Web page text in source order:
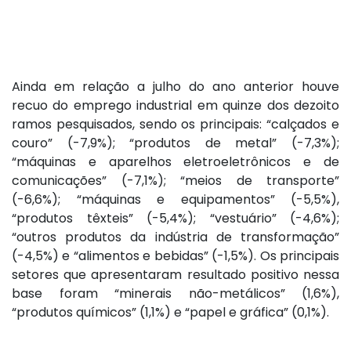
Ainda em relação a julho do ano anterior houve
recuo do emprego industrial em quinze dos dezoito
ramos pesquisados, sendo os principais: “calçados e
couro” (-7,9%); “produtos de metal” (-7,3%);
“máquinas e aparelhos eletroeletrônicos e de
comunicações” (-7,1%); “meios de transporte”
(-6,6%); “máquinas e equipamentos” (-5,5%),
“produtos têxteis” (-5,4%); “vestuário” (-4,6%);
“outros produtos da indústria de transformação”
(-4,5%) e “alimentos e bebidas” (-1,5%). Os principais
setores que apresentaram resultado positivo nessa
base foram “minerais não-metálicos” (1,6%),
“produtos químicos” (1,1%) e “papel e gráfica” (0,1%).